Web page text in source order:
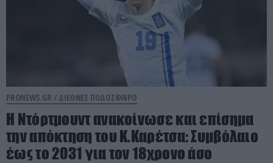
PRONEWS.GR / ΔΙΕΘΝΕΣ ΠΟΔΟΣΦΑΙΡΟ
Η Ντόρτμουντ ανακοίνωσε και επίσημα
την απόκτηση του Κ.Καρέτσα: Συμβόλαιο
έως το 2031 για τον 18χρονο άσο